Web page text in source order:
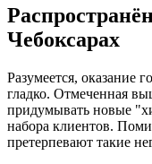
Чебоксарах
Разумеется, оказание
гладко. Отмеченная
придумывать новые
набора клиентов.
претерпевают такие